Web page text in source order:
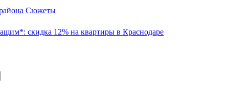
Сюжеты
скидка 12% на квартиры в Краснодаре